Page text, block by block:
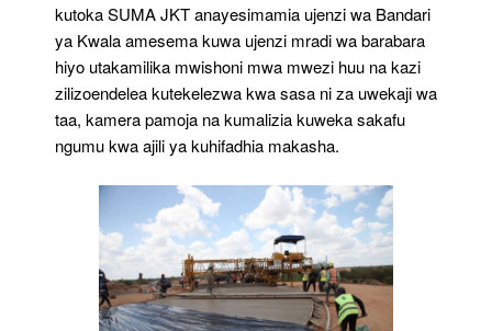
kutoka SUMA JKT anayesimamia ujenzi wa Bandari
ya Kwala amesema kuwa ujenzi mradi wa barabara
hiyo utakamilika mwishoni mwa mwezi huu na kazi
zilizoendelea kutekelezwa kwa sasa ni za uwekaji wa
taa, kamera pamoja na kumalizia kuweka sakafu
ngumu kwa ajili ya kuhifadhia makasha.